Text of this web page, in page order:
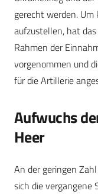
gerecht werden.
aufzustellen, hat
Rahmen der
vorgenommen und
für die Artillerie
Aufwuchs
Heer
An der geringen
sich die vergangene